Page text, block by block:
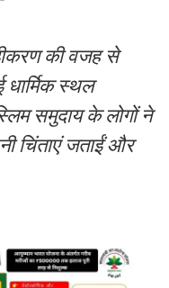
की वजह से
धार्मिक स्थल
समुदाय के लोगों ने
चिंताएं जताईं और